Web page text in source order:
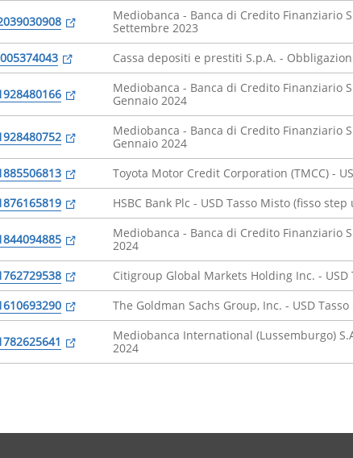
Mediobanca - Banca di Credito Finanziario
Settembre 2023
Cassa depositi e prestiti S.p.A. -
Mediobanca - Banca di Credito Finanziario
Gennaio 2024
Mediobanca - Banca di Credito Finanziario
Gennaio 2024
Toyota Motor Credit Corporation (TMCC) -
HSBC Bank Plc - USD Tasso Misto (fisso
Mediobanca - Banca di Credito Finanziario
2024
Citigroup Global Markets Holding Inc. -
The Goldman Sachs Group, Inc. - USD
Mediobanca International (Lussemburgo)
2024